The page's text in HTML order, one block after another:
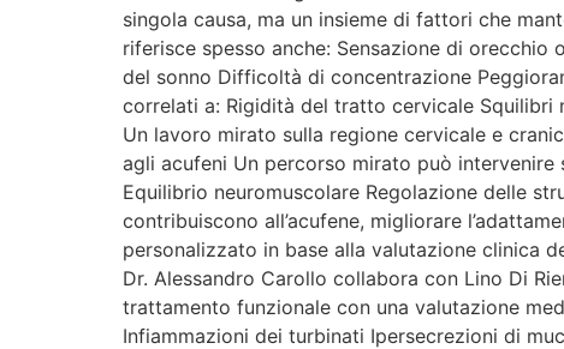
singola causa, ma un insieme di fattori che
riferisce spesso anche: Sensazione di
del sonno Difficoltà di concentrazione
correlati a: Rigidità del tratto cervicale
Un lavoro mirato sulla regione cervicale e
agli acufeni Un percorso mirato può
Equilibrio neuromuscolare Regolazione delle
contribuiscono all’acufene, migliorare
personalizzato in base alla valutazione clinica
Dr. Alessandro Carollo collabora con Lino Di
trattamento funzionale con una valutazione
Infiammazioni dei turbinati Ipersecrezioni di